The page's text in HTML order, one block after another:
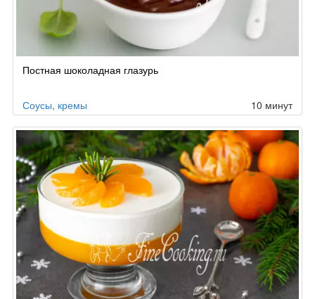
Постная шоколадная глазурь
Соусы, кремы 10 минут